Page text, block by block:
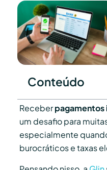
Conteúdo
Receberpagamentos
um desafio para
especialmente
burocráticos e taxas